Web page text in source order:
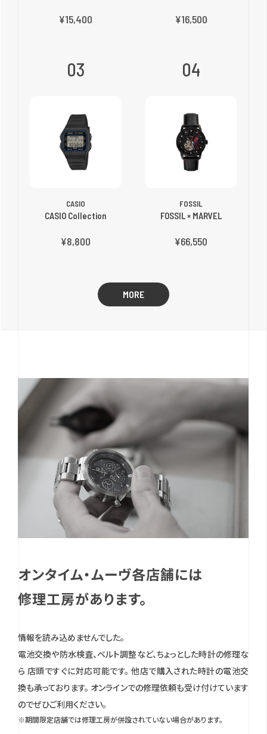
¥15,400 ¥16,500
03
CASIO
CASIO Collection
¥8,800
04
FOSSIL
FOSSIL × MARVEL
¥66,550
MORE
オンタイム・ムーヴ各店舗には
修理工房があります。
情報を読み込めませんでした。
電池交換や防水検査、ベルト調整など、ちょっとした時計の修理な
ら 店頭ですぐに対応可能です。 他店で購入された時計の電池交
換も承っております。 オンラインでの修理依頼も受け付けています
のでぜひご利用ください。
※期間限定店舗では修理工房が併設されていない場合があります。